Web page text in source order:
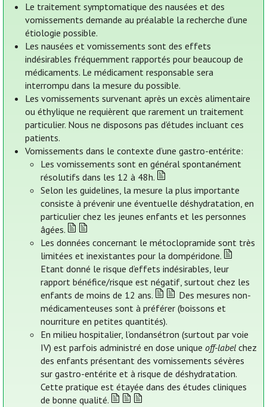
Le traitement symptomatique des nausées et des
vomissements demande au préalable la recherche d’une
étiologie possible.
Les nausées et vomissements sont des effets
indésirables fréquemment rapportés pour beaucoup de
médicaments. Le médicament responsable sera
interrompu dans la mesure du possible.
Les vomissements survenant après un excès alimentaire
ou éthylique ne requièrent que rarement un traitement
particulier. Nous ne disposons pas d’études incluant ces
patients.
Vomissements dans le contexte d’une gastro-entérite:
Les vomissements sont en général spontanément
résolutifs dans les 12 à 48h.
Selon les guidelines, la mesure la plus importante
consiste à prévenir une éventuelle déshydratation, en
particulier chez les jeunes enfants et les personnes
âgées.
Les données concernant le métoclopramide sont très
limitées et inexistantes pour la dompéridone.
Etant donné le risque d’effets indésirables, leur
rapport bénéfice/risque est négatif, surtout chez les
enfants de moins de 12 ans.
Des mesures non-
médicamenteuses sont à préférer (boissons et
nourriture en petites quantités).
En milieu hospitalier, l’ondansétron (surtout par voie
IV) est parfois administré en dose uniqueoff-label chez
des enfants présentant des vomissements sévères
sur gastro-entérite et à risque de déshydratation.
Cette pratique est étayée dans des études cliniques
de bonne qualité.